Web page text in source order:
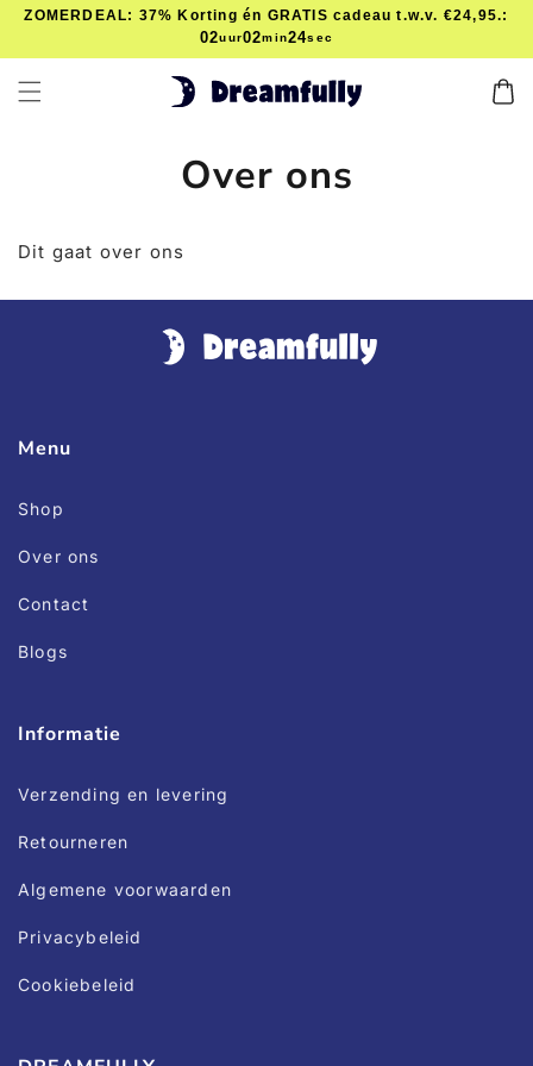
Meteen
naar de
ZOMERDEAL: 37% Korting én GRATIS cadeau t.w.v. €24,95.:
02uur02min24sec
Over ons
Dit gaat over ons
Menu
Shop
Over ons
Contact
Blogs
Informatie
Verzending en levering
Retourneren
Algemene voorwaarden
Privacybeleid
Cookiebeleid